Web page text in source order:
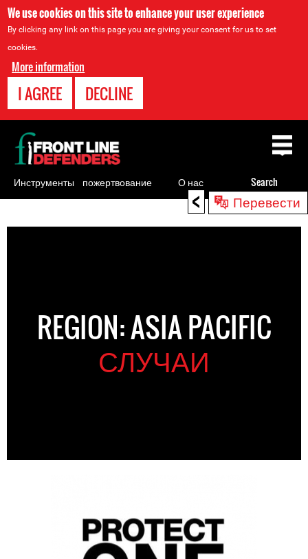
We use cookies on this site to enhance your user experience
By clicking any link on this page you are giving your consent for us to set
cookies.
More information
I AGREE DECLINE
< Перевести
to
REGION: ASIA PACIFIC
СЛУЧАИ
Back
to
top
Инструменты
для
пожертвование О нас Search